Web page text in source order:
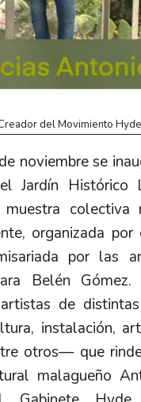
del Movimiento
noviembre se
Jardín Histórico
colectiva
organizada
por las
Belén Gómez.
de
instalación,
otros— que
malagueño